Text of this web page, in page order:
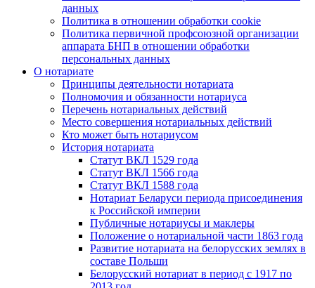
данных
Политика в отношении обработки cookie
Политика первичной профсоюзной организации
аппарата БНП в отношении обработки
персональных данных
О нотариате
Принципы деятельности нотариата
Полномочия и обязанности нотариуса
Перечень нотариальных действий
Место совершения нотариальных действий
Кто может быть нотариусом
История нотариата
Статут ВКЛ 1529 года
Статут ВКЛ 1566 года
Статут ВКЛ 1588 года
Нотариат Беларуси периода присоединения
к Российской империи
Публичные нотариусы и маклеры
Положение о нотариальной части 1863 года
Развитие нотариата на белорусских землях в
составе Польши
Белорусский нотариат в период с 1917 по